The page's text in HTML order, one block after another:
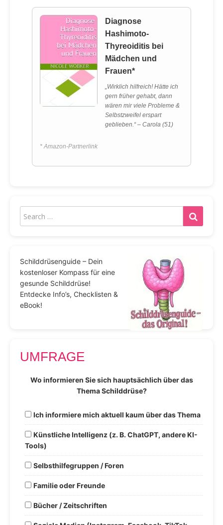
Diagnose
Hashimoto-
Thyreoiditis bei
Mädchen und
Frauen*
„Wirklich hilfreich! Hätte ich
gern früher gehabt, dann
wären mir viele Probleme &
Selbstzweifel erspart
geblieben.“ – Carola (51)
* Amazon-Partnerlink
Schilddrüsenguide – Dein
kostenloser Kompass für eine
gesunde Schilddrüse!
Entdecke Info’s, Checklisten &
eBook!
UMFRAGE
Wo informieren Sie sich hauptsächlich über das
Thema Schilddrüse?
Ich informiere mich aktuell kaum über das Thema
Künstliche Intelligenz (z. B. ChatGPT, andere KI-
Tools)
Selbsthilfegruppen / Foren
Familie oder Freunde
Bücher / Zeitschriften